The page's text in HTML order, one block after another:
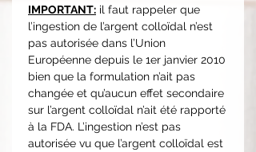
IMPORTANT: il faut rappeler que
l’ingestion de l’argent colloïdal n’est
pas autorisée dans l’Union
Européenne depuis le 1er janvier 2010
bien que la formulation n’ait pas
changée et qu’aucun effet secondaire
sur l’argent colloïdal n’ait été rapporté
à la FDA. L’ingestion n’est pas
autorisée vu que l’argent colloïdal est